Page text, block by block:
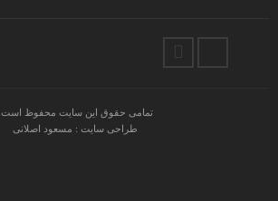
تمامی حقوق این سایت محفوظ است.
طراحی سایت : مسعود اصلانی